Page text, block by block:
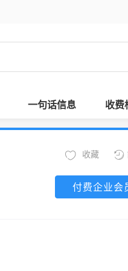
一句话信息 收费
收藏
付费企业会